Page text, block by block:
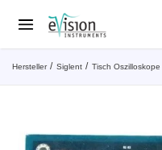
Hersteller Siglent Tisch Oszilloskope